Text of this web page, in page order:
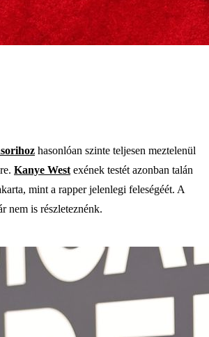
hasonlóan szinte teljesen meztelenül
Kanye West exének testét azonban talán
mint a rapper jelenlegi feleségéét. A
nem is részleteznénk.